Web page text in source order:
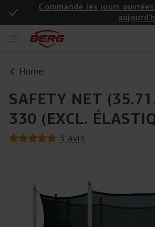
Commandé les jours
Home
SAFETY NET
330 (EXCL.
3 avis